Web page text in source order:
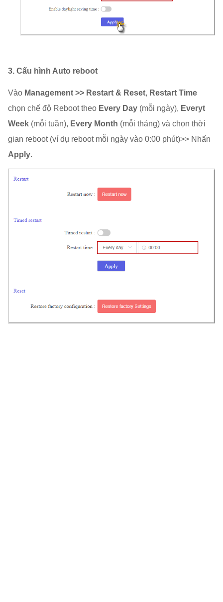
3. Cấu hình Auto reboot
Vào Management >> Restart & Reset, Restart Time
chọn chế độ Reboot theo Every Day (mỗi ngày), Everyt
Week (mỗi tuần), Every Month (mỗi tháng) và chọn thời
gian reboot (ví dụ reboot mỗi ngày vào 0:00 phút)>> Nhấn
Apply.